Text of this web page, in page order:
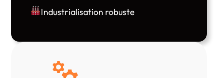
Industrialisation robuste